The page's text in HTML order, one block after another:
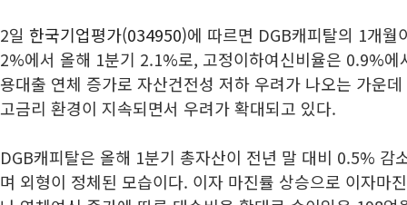
2일 한국기업평가(034950)에 따르면 DGB캐피탈의 1개월
2%에서 올해 1분기 2.1%로, 고정이하여신비율은 0.9%
용대출 연체 증가로 자산건전성 저하 우려가 나오는 가운
고금리 환경이 지속되면서 우려가 확대되고 있다.
DGB캐피탈은 올해 1분기 총자산이 전년 말 대비 0.5% 감
며 외형이 정체된 모습이다. 이자 마진률 상승으로 이자마